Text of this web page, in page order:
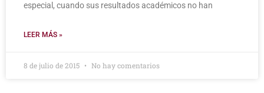
especial, cuando sus resultados académicos no han
LEER MÁS »
8 de julio de 2015 No hay comentarios